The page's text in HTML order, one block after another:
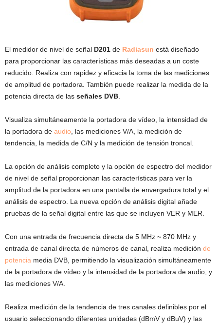
El medidor de nivel de señal D201 de Radiasun está diseñado
para proporcionar las características más deseadas a un coste
reducido. Realiza con rapidez y eficacia la toma de las mediciones
de amplitud de portadora. También puede realizar la medida de la
potencia directa de las señales DVB
Visualiza simultáneamente la portadora de vídeo, la intensidad de
la portadora de audio , las mediciones V/A, la medición de
tendencia, la medida de C/N y la medición de tensión troncal.
La opción de análisis completo y la opción de espectro del medidor
de nivel de señal proporcionan las características para ver la
amplitud de la portadora en una pantalla de envergadura total y el
análisis de espectro. La nueva opción de análisis digital añade
pruebas de la señal digital entre las que se incluyen VER y MER.
Con una entrada de frecuencia directa de 5 MHz ~ 870 MHz y
entrada de canal directa de números de canal, realiza medición de
potencia media DVB, permitiendo la visualización simultáneamente
de la portadora de vídeo y la intensidad de la portadora de audio, y
las mediciones V/A.
Realiza medición de la tendencia de tres canales definibles por el
usuario seleccionando diferentes unidades (dBmV y dBuV) y las